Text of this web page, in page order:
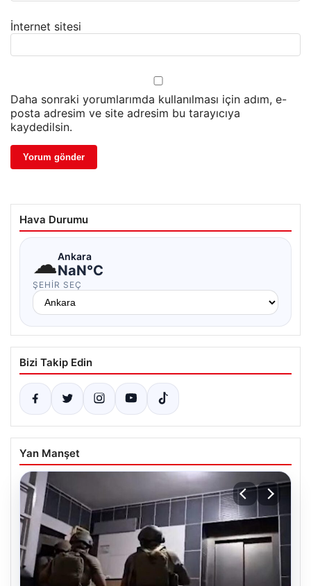
İnternet sitesi
Daha sonraki yorumlarımda kullanılması için adım, e-
posta adresim ve site adresim bu tarayıcıya
kaydedilsin.
Hava Durumu
☁Ankara
NaN°C
ŞEHIR SEÇ
Bizi Takip Edin
Yan Manşet